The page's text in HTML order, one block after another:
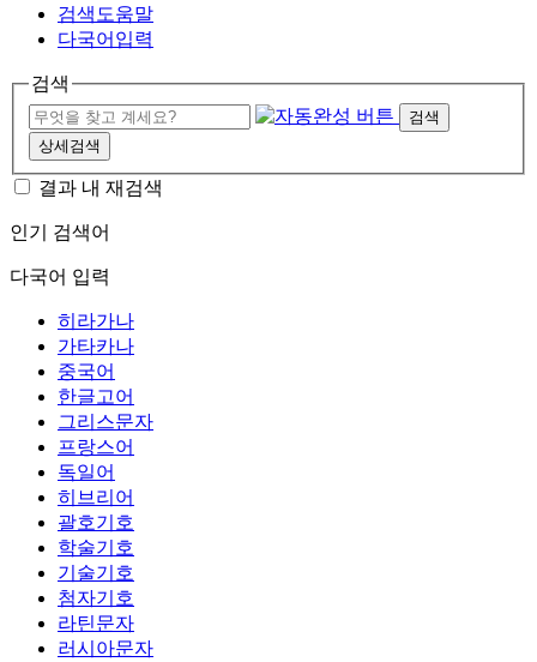
검색도움말
다국어입력
검색
검색
상세검색
결과 내 재검색
인기 검색어
다국어 입력
히라가나
가타카나
중국어
한글고어
그리스문자
프랑스어
독일어
히브리어
괄호기호
학술기호
기술기호
첨자기호
라틴문자
러시아문자